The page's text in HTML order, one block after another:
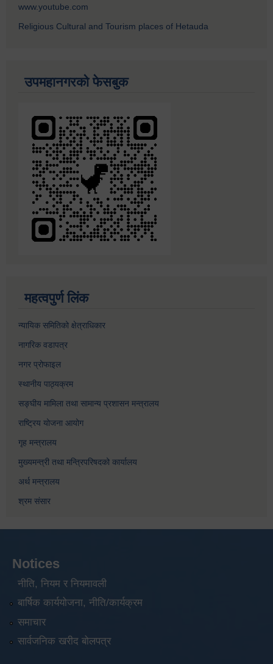
www.youtube.com
Religious Cultural and Tourism places of Hetauda
उपमहानगरको फेसबुक
महत्वपुर्ण लिंक
न्यायिक समितिको क्षेत्राधिकार
नागरिक वडापत्र
नगर प्रोफाइल
स्थानीय पाठ्यक्रम
सङ्घीय मामिला तथा सामान्य प्रशासन मन्त्रालय
राष्ट्रिय योजना आयोग
गृह मन्त्रालय
मुख्यमन्त्री तथा मन्त्रिपरिषदको कार्यालय
अर्थ मन्त्रालय
श्रम संसार
Notices
नीति, नियम र नियमावली
बार्षिक कार्ययोजना, नीति/कार्यक्रम
समाचार
सार्वजनिक खरीद बोलपत्र